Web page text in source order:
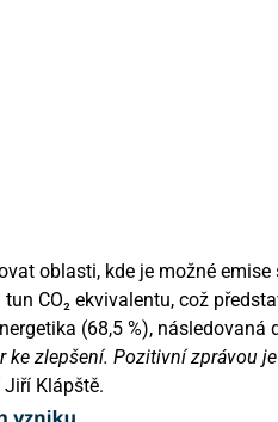
oblasti, kde je možné emise
CO₂ ekvivalentu, což
(68,5 %), následovaná
zlepšení. Pozitivní zprávou
Klápště.